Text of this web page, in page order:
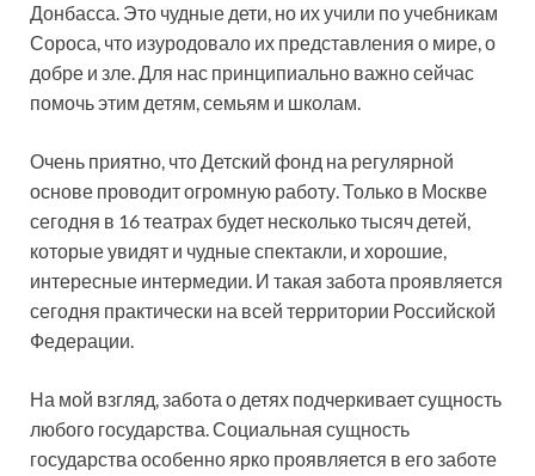
Донбасса. Это чудные дети, но их учили по учебникам
Сороса, что изуродовало их представления о мире, о
добре и зле. Для нас принципиально важно сейчас
помочь этим детям, семьям и школам.
Очень приятно, что Детский фонд на регулярной
основе проводит огромную работу. Только в Москве
сегодня в 16 театрах будет несколько тысяч детей,
которые увидят и чудные спектакли, и хорошие,
интересные интермедии. И такая забота проявляется
сегодня практически на всей территории Российской
Федерации.
На мой взгляд, забота о детях подчеркивает сущность
любого государства. Социальная сущность
государства особенно ярко проявляется в его заботе